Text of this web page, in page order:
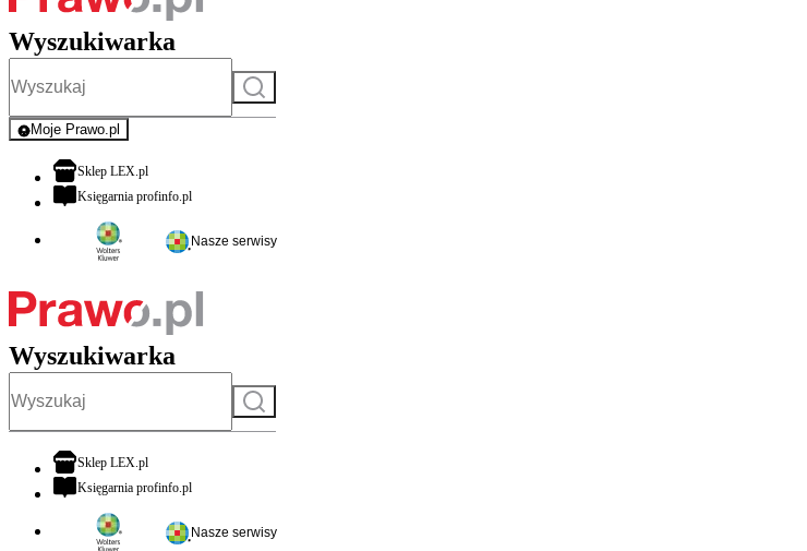
Wyszukiwarka
Szukaj
Moje Prawo.pl
- rejestracja i logowanie do serwisu
Sklep LEX.plotwiera się w nowej karcie
Księgarnia profinfo.plotwiera się w nowej karcie
Nasze serwisy
Wyszukiwarka
Szukaj
Sklep LEX.plotwiera się w nowej karcie
Księgarnia profinfo.plotwiera się w nowej karcie
Nasze serwisy